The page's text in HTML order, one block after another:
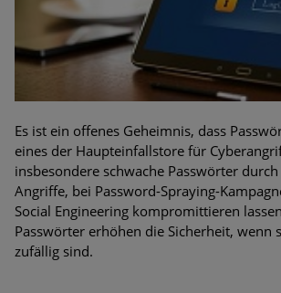
Es ist ein offenes Geheimnis, dass
eines der Haupteinfallstore für
insbesondere schwache Passwörter
Angriffe, bei Password-Spraying-
Social Engineering kompromittieren
Passwörter erhöhen die Sicherheit, wenn
zufällig sind.